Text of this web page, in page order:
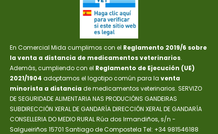
En Comercial Mida cumplimos con el Reglamento 2019/6 sobre
la venta a distancia de medicamentos veterinarios.
Además, cumpliendo con el Reglamento de Ejecución (UE)
2021/1904 adoptamos el logotipo común para la venta
minorista a distancia de medicamentos veterinarios. SERVIZO
DE SEGURIDADE ALIMENTARIA NAS PRODUCIÓNS GANDEIRAS
SUBDIRECCIÓN XERAL DE GANDARÍA DIRECCIÓN XERAL DE GANDARÍA
CONSELLERIA DO MEDIO RURAL Rúa dos Irmandiños, s/n -
Salgueiriños 15701 Santiago de Compostela Tel: +34 981546188